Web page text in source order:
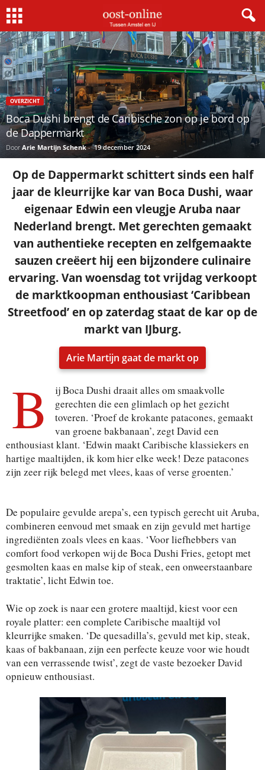
OVERZICHT
Boca Dushi brengt de Caribische zon op je bord op
de Dappermarkt
Door Arie Martijn Schenk- 19 december 2024
Op de Dappermarkt schittert sinds een half
jaar de kleurrijke kar van Boca Dushi, waar
eigenaar Edwin een vleugje Aruba naar
Nederland brengt. Met gerechten gemaakt
van authentieke recepten en zelfgemaakte
sauzen creëert hij een bijzondere culinaire
ervaring. Van woensdag tot vrijdag verkoopt
de marktkoopman enthousiast ‘Caribbean
Streetfood’ en op zaterdag staat de kar op de
markt van IJburg.
Arie Martijn gaat de markt op
B
ij Boca Dushi draait alles om smaakvolle
gerechten die een glimlach op het gezicht
toveren. ‘Proef de krokante patacones, gemaakt
van groene bakbanaan’, zegt David een
enthousiast klant. ‘Edwin maakt Caribische klassiekers en
hartige maaltijden, ik kom hier elke week! Deze patacones
zijn zeer rijk belegd met vlees, kaas of verse groenten.’
De populaire gevulde arepa’s, een typisch gerecht uit Aruba,
combineren eenvoud met smaak en zijn gevuld met hartige
ingrediënten zoals vlees en kaas. ‘Voor liefhebbers van
comfort food verkopen wij de Boca Dushi Fries, getopt met
gesmolten kaas en malse kip of steak, een onweerstaanbare
traktatie’, licht Edwin toe.
Wie op zoek is naar een grotere maaltijd, kiest voor een
royale platter: een complete Caribische maaltijd vol
kleurrijke smaken. ‘De quesadilla’s, gevuld met kip, steak,
kaas of bakbanaan, zijn een perfecte keuze voor wie houdt
van een verrassende twist’, zegt de vaste bezoeker David
opnieuw enthousiast.